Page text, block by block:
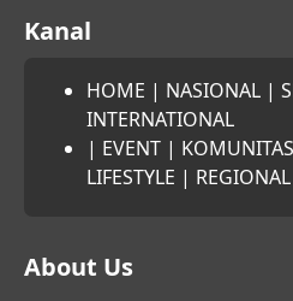
Kanal
HOME | NASIONAL |
INTERNATIONAL
| EVENT | KOMUNITAS
LIFESTYLE | REGIONAL
About Us